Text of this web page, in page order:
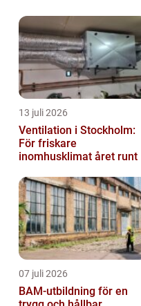
13 juli 2026
Ventilation i Stockholm:
För friskare
inomhusklimat året runt
07 juli 2026
BAM-utbildning för en